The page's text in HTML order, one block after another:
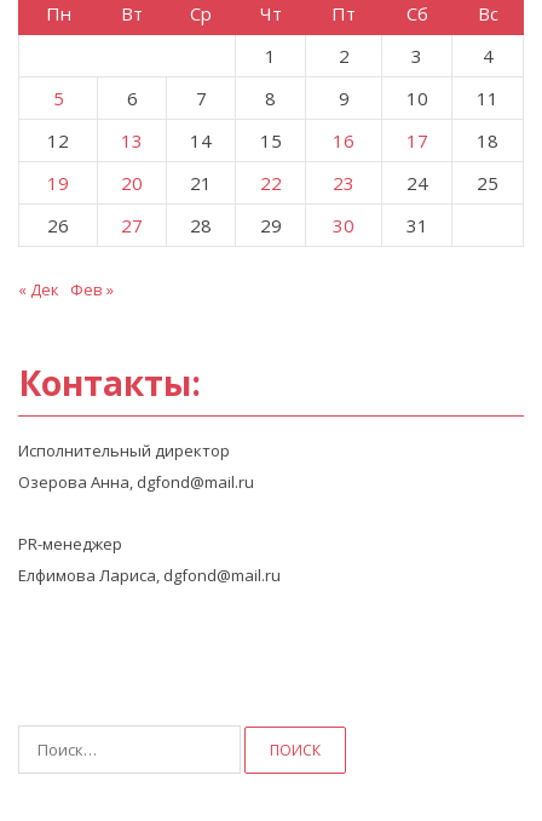
Пн Вт Ср Чт Пт Сб
Вс
1
2 3
4
5
6 7 8 9 10
11
12
13 14 15 16 17
18
19
20 21 22 23 24
25
26
27 28 29 30 31
« Дек Фев »
Контакты:
Исполнительный директор
Озерова Анна, dgfond@mail.ru
PR-менеджер
Елфимова Лариса, dgfond@mail.ru